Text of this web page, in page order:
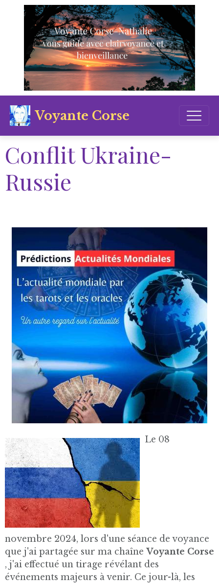
Voyante Corse
Conflit Ukraine-
Russie
Le 08
novembre 2024, lors d'une séance de voyance
que j'ai partagée sur ma chaîne Voyante Corse
, j'ai effectué un tirage révélant des
événements majeurs à venir. Ce jour-là, les